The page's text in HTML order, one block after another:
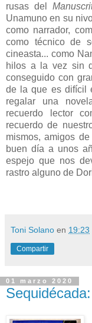
rusas del
Unamuno en su
como narrador,
como técnico de
cineasta... como
hilos a la vez sin
conseguido con
de la que es difícil
regalar una
recuerdo lector
recuerdo de
mismos, amigos
buen día a unos
espejo que nos
rastro alguno de
Toni Solano en 19:23
Compartir
01 marzo 2020